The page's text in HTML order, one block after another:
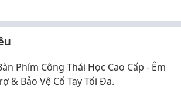
Phím Công Thái Học Cao Cấp - Êm
& Bảo Vệ Cổ Tay Tối Đa.